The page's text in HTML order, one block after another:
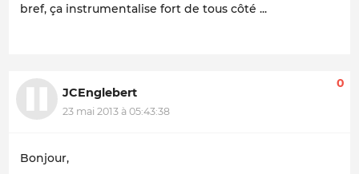
bref, ça instrumentalise fort de tous côté ...
JCEnglebert
23 mai 2013 à 05:43:38
0
Bonjour,